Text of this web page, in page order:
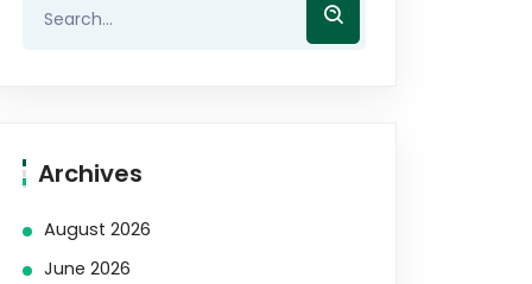
Archives
August 2026
June 2026